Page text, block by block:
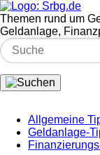
Themen rund um
Geldanlage,
Allgemeine
Geldanlage-